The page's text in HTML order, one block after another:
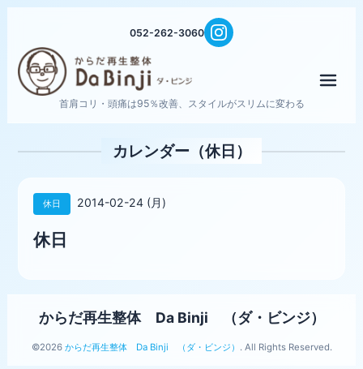
052-262-3060
首肩コリ・頭痛は95％改善、スタイルがスリムに変わる
カレンダー（休日）
休日 2014-02-24 (月)
休日
からだ再生整体 Da Binji （ダ・ビンジ）
©2026 からだ再生整体 Da Binji （ダ・ビンジ） . All Rights Reserved.